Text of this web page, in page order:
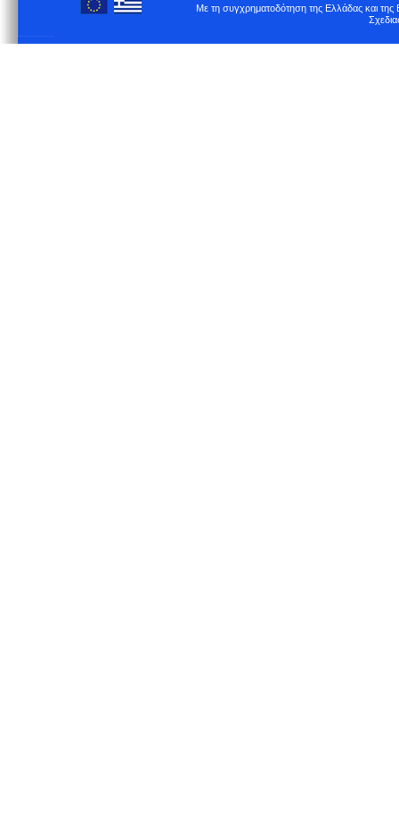
Με τη συγχρηματοδότηση της Ελλάδας και